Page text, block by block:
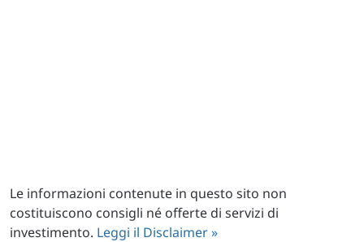
Le informazioni contenute in questo sito non
costituiscono consigli né offerte di servizi di
investimento. Leggi il Disclaimer »